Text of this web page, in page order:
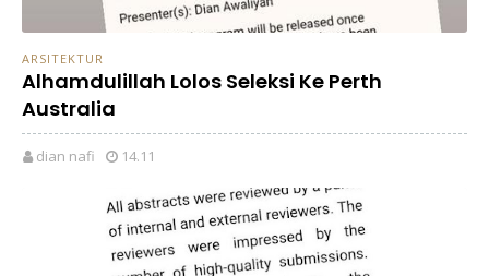
ARSITEKTUR
Alhamdulillah Lolos Seleksi Ke Perth
Australia
dian nafi 14.11